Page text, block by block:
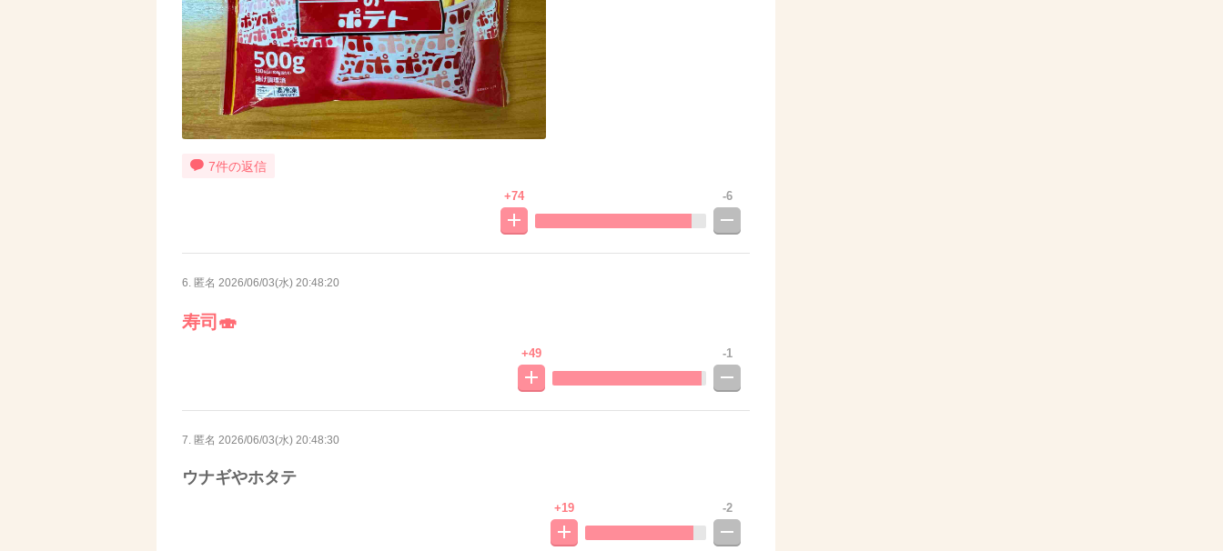
7件の返信
+74 -6
6. 匿名 2026/06/03(水) 20:48:20
寿司🍣
+49 -1
7. 匿名 2026/06/03(水) 20:48:30
ウナギやホタテ
+19 -2